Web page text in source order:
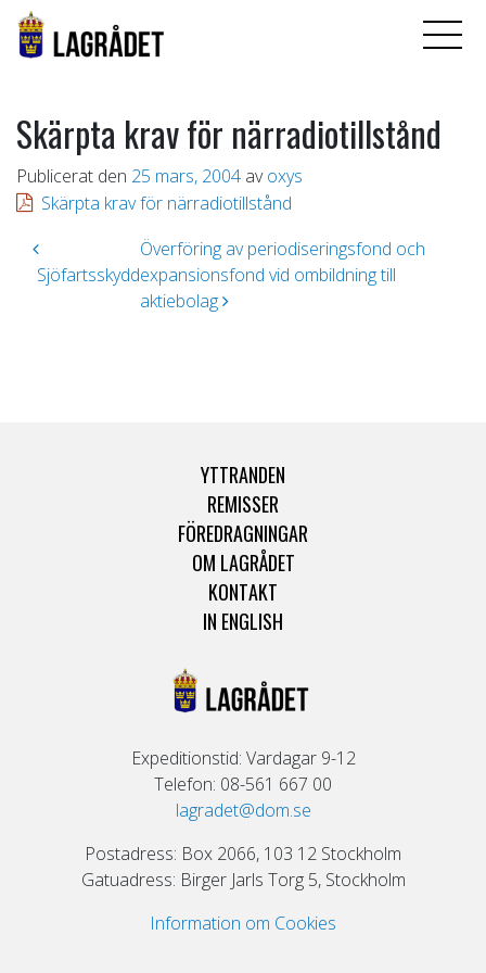
Skärpta krav för närradiotillstånd
Publicerat den 25 mars, 2004 av oxys
Skärpta krav för närradiotillstånd
Inläggsnavigering
Sjöfartsskydd
Överföring av periodiseringsfond och
expansionsfond vid ombildning till
aktiebolag
YTTRANDEN
REMISSER
FÖREDRAGNINGAR
OM LAGRÅDET
KONTAKT
IN ENGLISH
Expeditionstid: Vardagar 9-12
Telefon: 08-561 667 00
lagradet@dom.se
Postadress: Box 2066, 103 12 Stockholm
Gatuadress: Birger Jarls Torg 5, Stockholm
Information om Cookies